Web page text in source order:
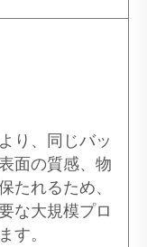
り、同じバッ
面の質感、物
たれるため、
な大規模プロ
す。